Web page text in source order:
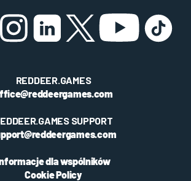
REDDEER.GAMES
SUPPORT
dla wspólników
Cookie Policy